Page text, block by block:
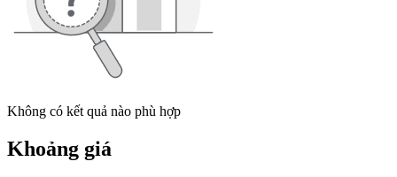
Không có kết quả nào phù hợp
Khoảng giá